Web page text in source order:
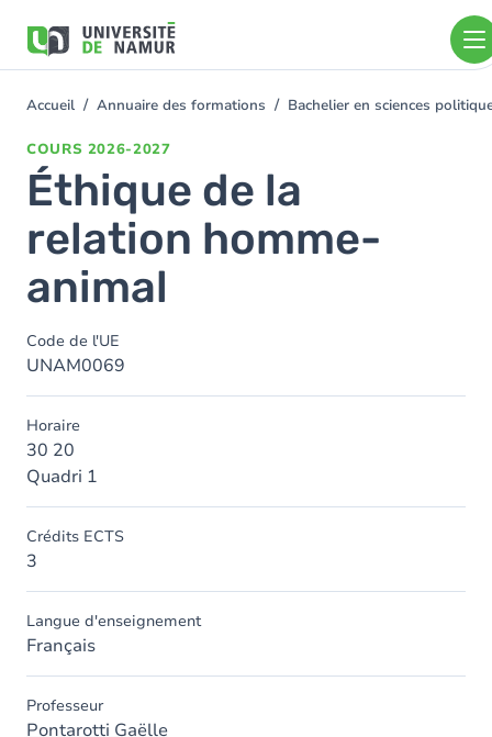
contenu
You
here
Accueil Annuaire des formations Bachelier en sciences
COURS 2026-2027
Éthique de la
relation homme-
animal
Code de l'UE
UNAM0069
Horaire
30 20
Quadri 1
Crédits ECTS
3
Langue d'enseignement
Français
Professeur
Pontarotti Gaëlle